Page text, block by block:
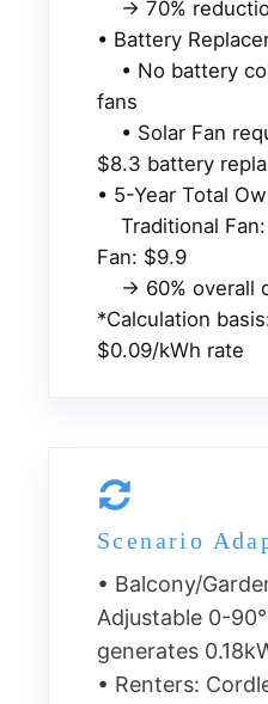
→ 70%
• Battery
• No battery
fans
• Solar Fan
$8.3 battery
• 5-Year Total
Traditional Fan:
Fan: $9.9
→ 60% overall
*Calculation
$0.09/kWh rate
Scenario
• Balcony/
Adjustable 0-
generates
• Renters: